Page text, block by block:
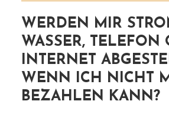
WERDEN MIR
WASSER, TELEFON
INTERNET
WENN ICH NICHT
BEZAHLEN KANN?